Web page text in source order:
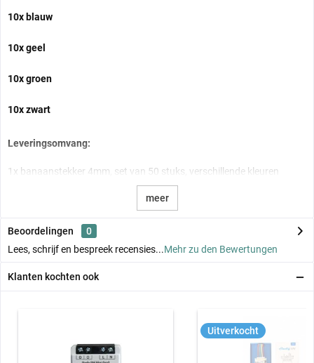
10x blauw
10x geel
10x groen
10x zwart
Leveringsomvang:
1x banaanstekker 4mm, set van 50 stuks, verschillende kleuren
meer
Beoordelingen
0
Lees, schrijf en bespreek recensies...Mehr zu den Bewertungen
Klanten kochten ook
Uitverkocht